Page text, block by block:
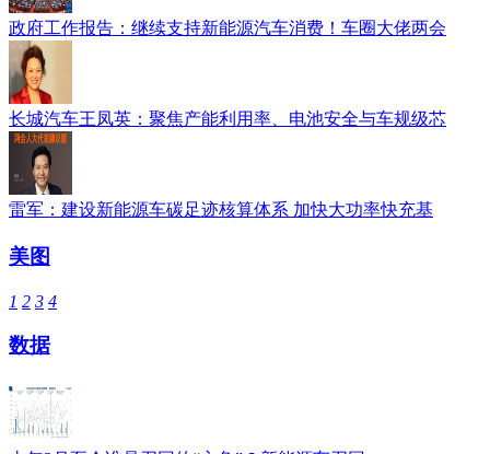
政府工作报告：继续支持新能源汽车消费！车圈大佬两会
长城汽车王凤英：聚焦产能利用率、电池安全与车规级芯
雷军：建设新能源车碳足迹核算体系 加快大功率快充基
美图
1 2 3 4
数据